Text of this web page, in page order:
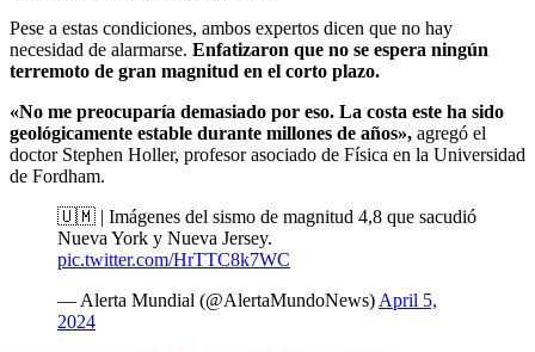
Pese a estas condiciones, ambos expertos dicen que no hay
necesidad de alarmarse. Enfatizaron que no se espera ningún
terremoto de gran magnitud en el corto plazo.
«No me preocuparía demasiado por eso. La costa este ha sido
geológicamente estable durante millones de años», agregó el
doctor Stephen Holler, profesor asociado de Física en la Universidad
de Fordham.
🇺🇲 | Imágenes del sismo de magnitud 4,8 que sacudió
Nueva York y Nueva Jersey.
pic.twitter.com/HrTTC8k7WC
— Alerta Mundial (@AlertaMundoNews) April 5,
2024